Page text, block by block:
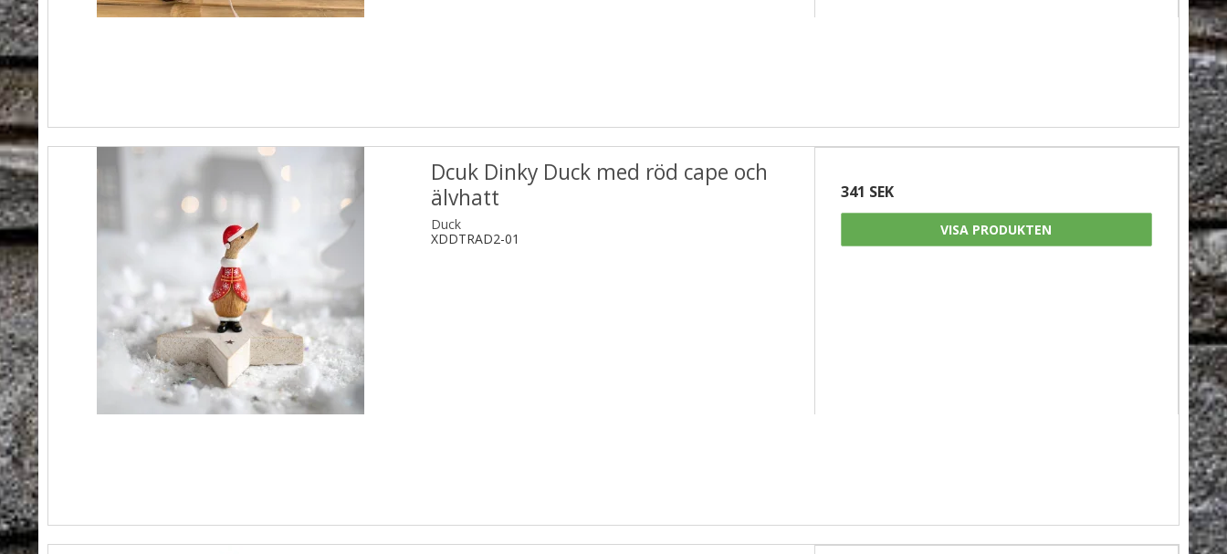
Dcuk Dinky Duck med röd cape och
älvhatt
Duck
XDDTRAD2-01
341 SEK
VISA PRODUKTEN